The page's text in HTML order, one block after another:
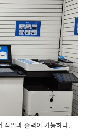
작업과 출력이 가능하다.